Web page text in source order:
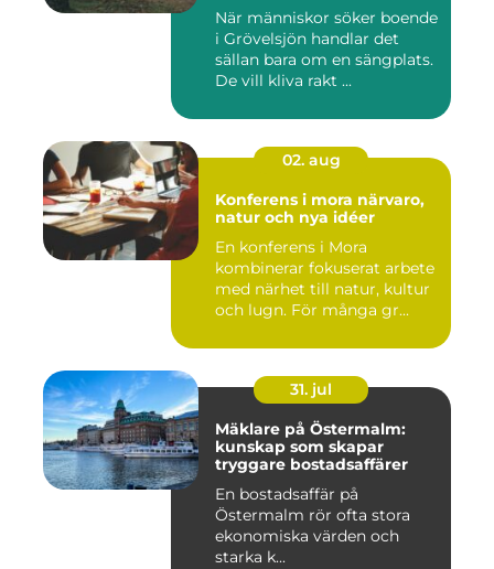
När människor söker boende
i Grövelsjön handlar det
sällan bara om en sängplats.
De vill kliva rakt ...
02. aug
Konferens i mora närvaro,
natur och nya idéer
En konferens i Mora
kombinerar fokuserat arbete
med närhet till natur, kultur
och lugn. För många gr...
31. jul
Mäklare på Östermalm:
kunskap som skapar
tryggare bostadsaffärer
En bostadsaffär på
Östermalm rör ofta stora
ekonomiska värden och
starka k...